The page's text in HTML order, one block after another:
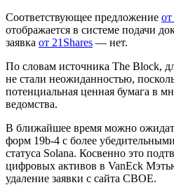
Соответствующее предложение
отображается в системе подачи
заявка от 21Shares — нет.
По словам источника The Block,
не стали неожиданностью,
потенциальная ценная бумага в
ведомства.
В ближайшее время можно
форм 19b-4 с более
статуса Solana. Косвенно это
цифровых активов в VanEck
удаление заявки с сайта CBOE.